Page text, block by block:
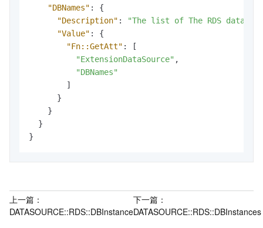
"DBNames" :
{
"Description" :
"The list of The RDS
"Value" :
{
"Fn::GetAtt" :
[
"ExtensionDataSource" ,
"DBNames"
]
}
}
}
}
上一篇：
DATASOURCE::RDS::DBInstance
下一篇：
DATASOURCE::RDS::DBInstances